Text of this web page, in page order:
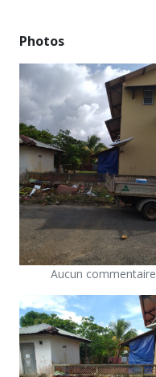
Photos
Aucun commentaire